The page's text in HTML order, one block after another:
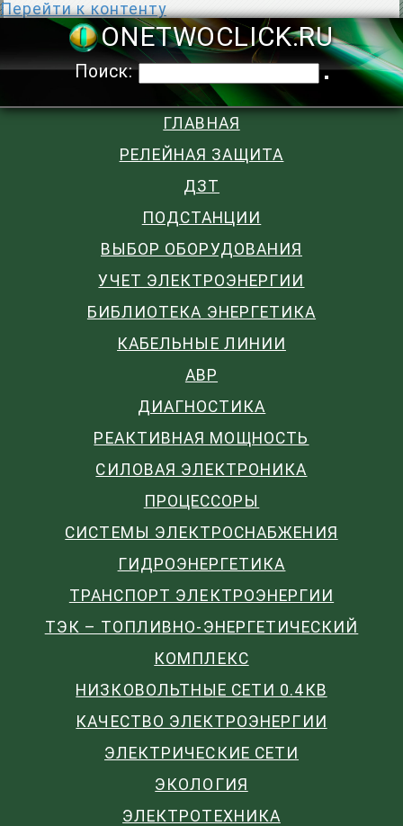
Перейти к контенту
Поиск:
ГЛАВНАЯ
РЕЛЕЙНАЯ ЗАЩИТА
ДЗТ
ПОДСТАНЦИИ
ВЫБОР ОБОРУДОВАНИЯ
УЧЕТ ЭЛЕКТРОЭНЕРГИИ
БИБЛИОТЕКА ЭНЕРГЕТИКА
КАБЕЛЬНЫЕ ЛИНИИ
АВР
ДИАГНОСТИКА
РЕАКТИВНАЯ МОЩНОСТЬ
СИЛОВАЯ ЭЛЕКТРОНИКА
ПРОЦЕССОРЫ
СИСТЕМЫ ЭЛЕКТРОСНАБЖЕНИЯ
ГИДРОЭНЕРГЕТИКА
ТРАНСПОРТ ЭЛЕКТРОЭНЕРГИИ
ТЭК – ТОПЛИВНО-ЭНЕРГЕТИЧЕСКИЙ
КОМПЛЕКС
НИЗКОВОЛЬТНЫЕ СЕТИ 0.4КВ
КАЧЕСТВО ЭЛЕКТРОЭНЕРГИИ
ЭЛЕКТРИЧЕСКИЕ СЕТИ
ЭКОЛОГИЯ
ЭЛЕКТРОТЕХНИКА